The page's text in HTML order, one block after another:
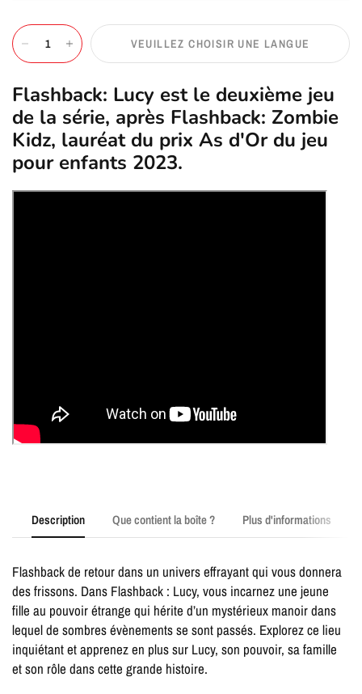
VEUILLEZ CHOISIR UNE LANGUE
Flashback: Lucy est le deuxième jeu
de la série, après Flashback: Zombie
Kidz, lauréat du prix As d'Or du jeu
pour enfants 2023.
Description Que contient la boîte ? Plus d'informations
Flashback de retour dans un univers effrayant qui vous donnera
des frissons. Dans Flashback : Lucy, vous incarnez une jeune
fille au pouvoir étrange qui hérite d’un mystérieux manoir dans
lequel de sombres évènements se sont passés. Explorez ce lieu
inquiétant et apprenez en plus sur Lucy, son pouvoir, sa famille
et son rôle dans cette grande histoire.